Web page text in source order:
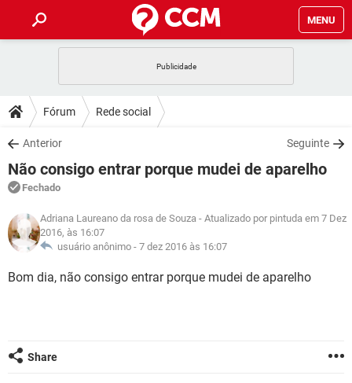
MENU
CELULAR
OUTLOOK
INSTAGRAM GMAIL
GUIA DE COMPRAS
DICAS
JOGOS
OUTLOOK
GUIA DE COMPRAS
DOWNLOADS
JOGOS WHATSAPP
CELULAR
OUTLOOK EXCEL
INSTAGRAM GMAIL
GUIA DE COMPRAS
FÓRUM
CELULAR
GLOSSÁRIO
JOGOS WHATSAPP
CELULAR FACEBOOK
GUIA DE COMPRAS
Fórum Rede social
Anterior Seguinte
Não consigo entrar porque mudei de aparelho
Fechado
Adriana Laureano da rosa de Souza - Atualizado por pintuda em 7 Dez
2016, às 16:07
usuário anônimo -7 dez 2016 às 16:07
Bom dia, não consigo entrar porque mudei de aparelho
Share